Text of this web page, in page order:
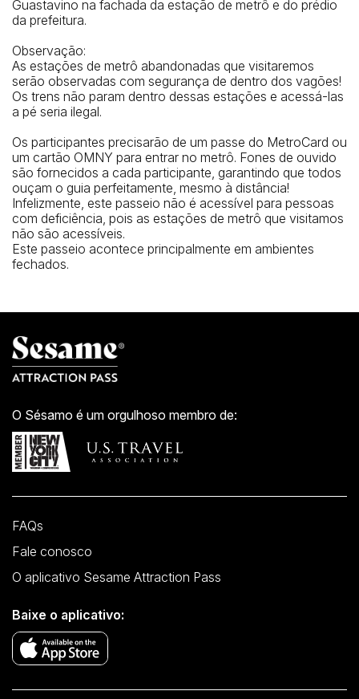
Guastavino na fachada da estação de metrô e do prédio
da prefeitura.
Observação:
As estações de metrô abandonadas que visitaremos
serão observadas com segurança de dentro dos vagões!
Os trens não param dentro dessas estações e acessá-las
a pé seria ilegal.
Os participantes precisarão de um passe do MetroCard ou
um cartão OMNY para entrar no metrô. Fones de ouvido
são fornecidos a cada participante, garantindo que todos
ouçam o guia perfeitamente, mesmo à distância!
Infelizmente, este passeio não é acessível para pessoas
com deficiência, pois as estações de metrô que visitamos
não são acessíveis.
Este passeio acontece principalmente em ambientes
fechados.
O Sésamo é um orgulhoso membro de:
FAQs
Fale conosco
O aplicativo Sesame Attraction Pass
Baixe o aplicativo: